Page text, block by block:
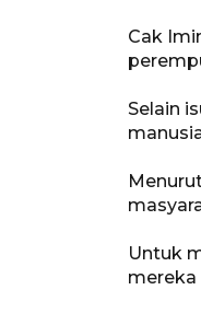
Cak
Selain
Untuk
mereka